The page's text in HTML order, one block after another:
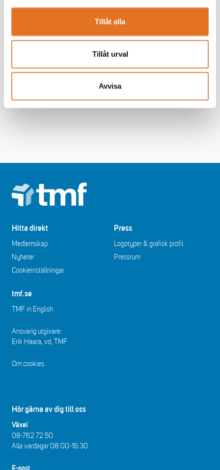
Tillåt alla
Tillåt urval
Avvisa
Anmäl dig
NOV
Footer
Hitta direkt
Medlemskap
Nyheter
Cookieinställningar
Press
Logotyper & grafisk profil
Pressrum
tmf.se
TMF in English
Ansvarig utgivare:
Erik Haara, vd, TMF
Om cookies
Hör gärna av dig till oss
Växel
08-762 72 50
Alla vardagar 08:00-16:30​​
E-post